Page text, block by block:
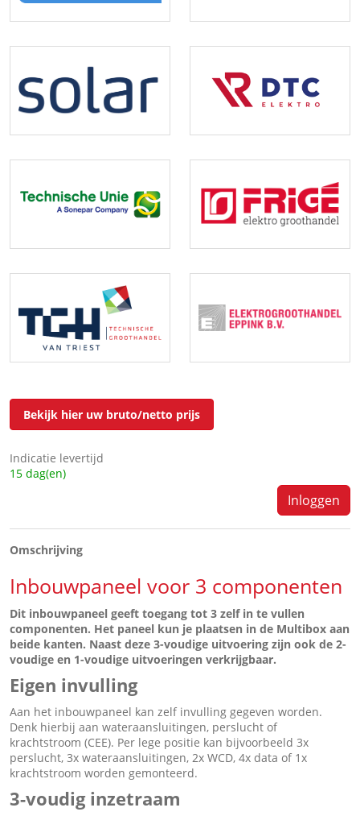
Bekijk hier uw bruto/netto prijs
Indicatie levertijd
15 dag(en)
Inloggen
Omschrijving
Inbouwpaneel voor 3 componenten
Dit inbouwpaneel geeft toegang tot 3 zelf in te vullen
componenten. Het paneel kun je plaatsen in de Multibox aan
beide kanten. Naast deze 3-voudige uitvoering zijn ook de 2-
voudige en 1-voudige uitvoeringen verkrijgbaar.
Eigen invulling
Aan het inbouwpaneel kan zelf invulling gegeven worden.
Denk hierbij aan wateraansluitingen, perslucht of
krachtstroom (CEE). Per lege positie kan bijvoorbeeld 3x
perslucht, 3x wateraansluitingen, 2x WCD, 4x data of 1x
krachtstroom worden gemonteerd.
3-voudig inzetraam